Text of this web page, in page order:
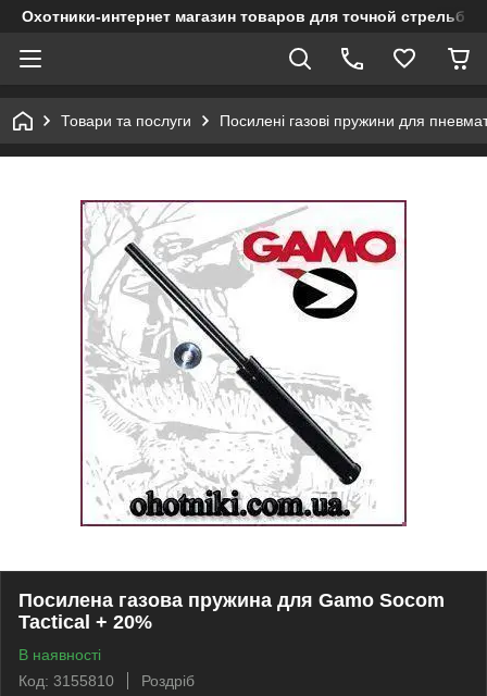
Охотники-интернет магазин товаров для точной стрельбы
Товари та послуги Посилені газові пружини для
Посилена газова пружина для Gamo Socom
Tactical + 20%
В наявності
Код: 3155810
Роздріб